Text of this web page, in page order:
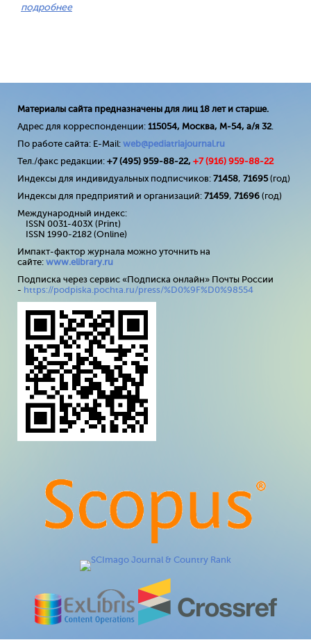
подробнее
Материалы сайта предназначены для лиц 18 лет и старше.
Адрес для корреспонденции: 115054, Москва, М-54, а/я 32.
По работе сайта: E-Mail: web@pediatriajournal.ru
Тел./факс редакции: +7 (495) 959-88-22, +7 (916) 959-88-22
Индексы для индивидуальных подписчиков: 71458, 71695(год)
Индексы для предприятий и организаций: 71459, 71696 (год)
Международный индекс:
ISSN 0031-403X (Print)
ISSN 1990-2182 (Online)
Импакт-фактор журнала можно уточнить на
сайте: www.elibrary.ru
Подписка через сервис «Подписка онлайн» Почты России
- https://podpiska.pochta.ru/press/%D0%9F%D0%98554